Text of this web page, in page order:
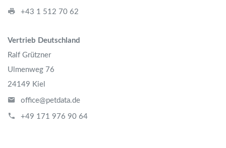
+43 1 512 70 62
Vertrieb Deutschland
Ralf Grützner
Ulmenweg 76
24149 Kiel
office@petdata.de
+49 171 976 90 64